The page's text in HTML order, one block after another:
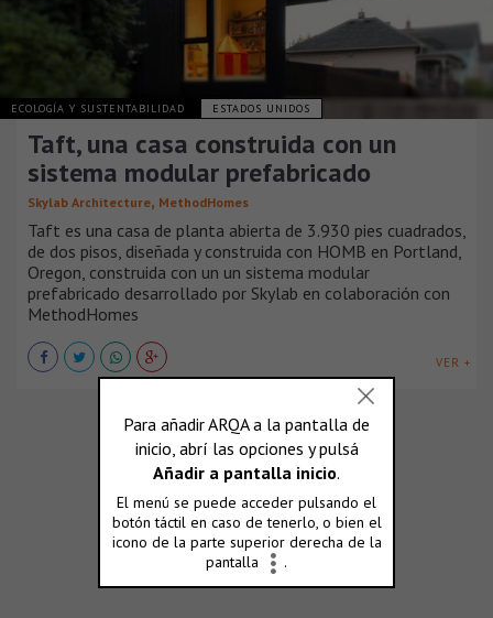
ECOLOGÍA Y SUSTENTABILIDAD ESTADOS UNIDOS
Taft, una casa construida con un
sistema modular prefabricado
Skylab Architecture, MethodHomes
Taft es una casa de planta abierta de 3.930 pies cuadrados,
de dos pisos, diseñada y construida con HOMB en Portland,
Oregon, construida con un un sistema modular
prefabricado desarrollado por Skylab en colaboración con
MethodHomes
VER +